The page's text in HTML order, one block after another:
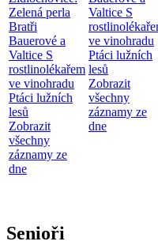
Zelená perla
Bratři
Bauerové a
Valtice S
rostlinolékařem
ve vinohradu
Ptáci lužních
lesů
Zobrazit
všechny
záznamy ze
dne
Valtice S
ve vinohradu
Ptáci lužních
lesů
Zobrazit
všechny
záznamy ze
dne
Senioři